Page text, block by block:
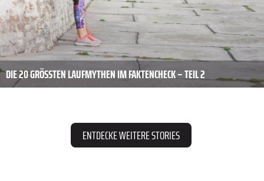
DIE 20 GRÖSSTEN LAUFMYTHEN IM FAKTENCHECK – TEIL 2
ENTDECKE WEITERE STORIES